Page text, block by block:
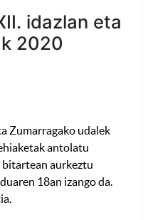
idazlan eta
2020
Zumarragako udalek
antolatu
bitartean aurkeztu
18an izango da.